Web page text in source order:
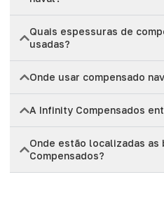
Quais espessuras de
usadas?
Onde usar compensado
A Infinity Compensados
Onde estão localizadas
Compensados?